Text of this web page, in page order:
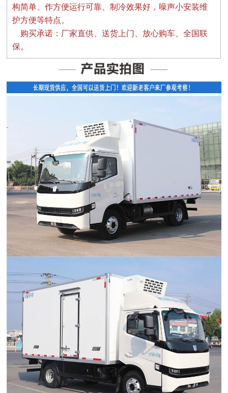
构简单、作方便运行可靠、制冷效果好，噪声小安装维
护方便等特点。
购买承诺：厂家直供、送货上门、放心购车、全国联
保。